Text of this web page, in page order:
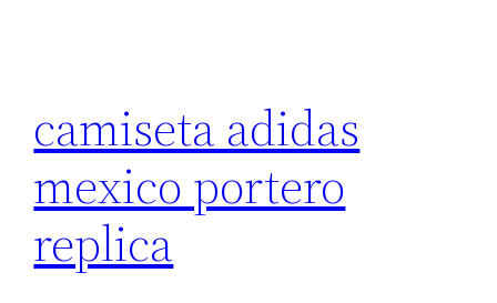
camiseta adidas
mexico portero
replica